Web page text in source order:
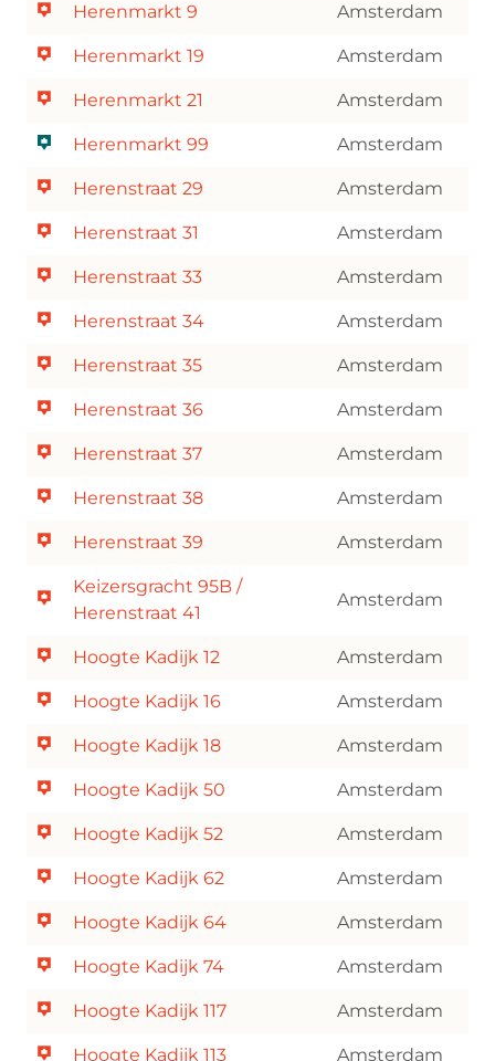
Herenmarkt 9 Amsterdam
Herenmarkt 19 Amsterdam
Herenmarkt 21 Amsterdam
Herenmarkt 99 Amsterdam
Herenstraat 29 Amsterdam
Herenstraat 31 Amsterdam
Herenstraat 33 Amsterdam
Herenstraat 34 Amsterdam
Herenstraat 35 Amsterdam
Herenstraat 36 Amsterdam
Herenstraat 37 Amsterdam
Herenstraat 38 Amsterdam
Herenstraat 39 Amsterdam
Keizersgracht 95B /
Herenstraat 41
Amsterdam
Hoogte Kadijk 12 Amsterdam
Hoogte Kadijk 16 Amsterdam
Hoogte Kadijk 18 Amsterdam
Hoogte Kadijk 50 Amsterdam
Hoogte Kadijk 52 Amsterdam
Hoogte Kadijk 62 Amsterdam
Hoogte Kadijk 64 Amsterdam
Hoogte Kadijk 74 Amsterdam
Hoogte Kadijk 117 Amsterdam
Hoogte Kadijk 113 Amsterdam